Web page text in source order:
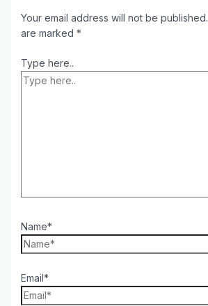
Your email address will not be published.
are marked *
Type here..
Name*
Email*